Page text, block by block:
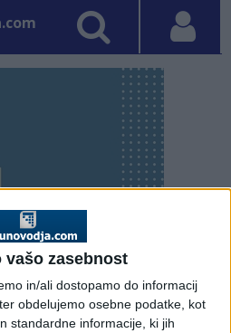
vašo zasebnost
in/ali dostopamo do informacij
obdelujemo osebne podatke, kot
standardne informacije, ki jih